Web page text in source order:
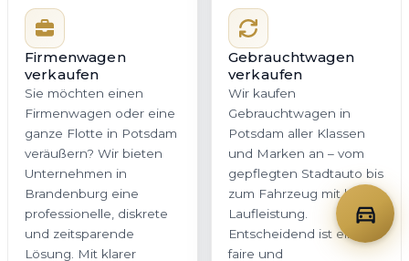
Firmenwagen
verkaufen
Sie möchten einen
Firmenwagen oder eine
ganze Flotte in Potsdam
veräußern? Wir bieten
Unternehmen in
Brandenburg eine
professionelle, diskrete
und zeitsparende
Lösung. Mit klarer
Gebrauchtwagen
verkaufen
Wir kaufen
Gebrauchtwagen in
Potsdam aller Klassen
und Marken an – vom
gepflegten Stadtauto bis
zum Fahrzeug mit hoher
Laufleistung.
Entscheidend ist eine
faire und